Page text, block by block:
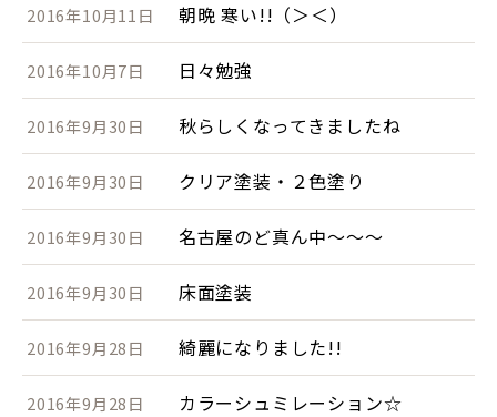
2016年10月11日 朝晩 寒い!!（＞＜）
2016年10月7日 日々勉強
2016年9月30日 秋らしくなってきましたね
2016年9月30日 クリア塗装・２色塗り
2016年9月30日 名古屋のど真ん中～～～
2016年9月30日 床面塗装
2016年9月28日 綺麗になりました!!
2016年9月28日 カラーシュミレーション☆